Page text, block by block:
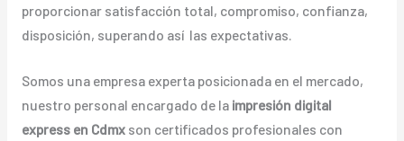
proporcionar satisfacción total, compromiso, confianza,
disposición, superando así las expectativas.
Somos una empresa experta posicionada en el mercado,
nuestro personal encargado de la impresión digital
express en Cdmxson certificados profesionales con